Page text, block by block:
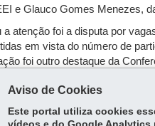
e Glauco Gomes Menezes,
a atenção foi a disputa por
em vista do número de
foi outro destaque da
do Paraná, a Latinoware
marcas da atual gestão da
Aviso de Cookies
Este portal utiliza cookies